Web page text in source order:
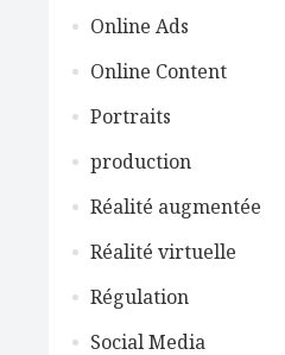
Online Ads
Online Content
Portraits
production
Réalité augmentée
Réalité virtuelle
Régulation
Social Media